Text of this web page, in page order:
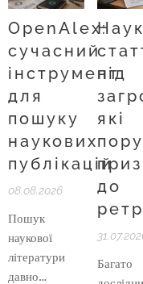
OpenAlex:
сучасний
інструмент
для
пошуку
наукових
публікацій
08.08.2026
Пошук
наукової
літератури
давно
під
які
до
Багато